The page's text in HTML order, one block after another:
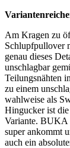
Am Kragen zu
Schlupfpullover
genau dieses
unschlagbar
Teilungsnähten
zu einem
wahlweise als
Hingucker ist die
Variante. BUKA
super ankommt
auch ein